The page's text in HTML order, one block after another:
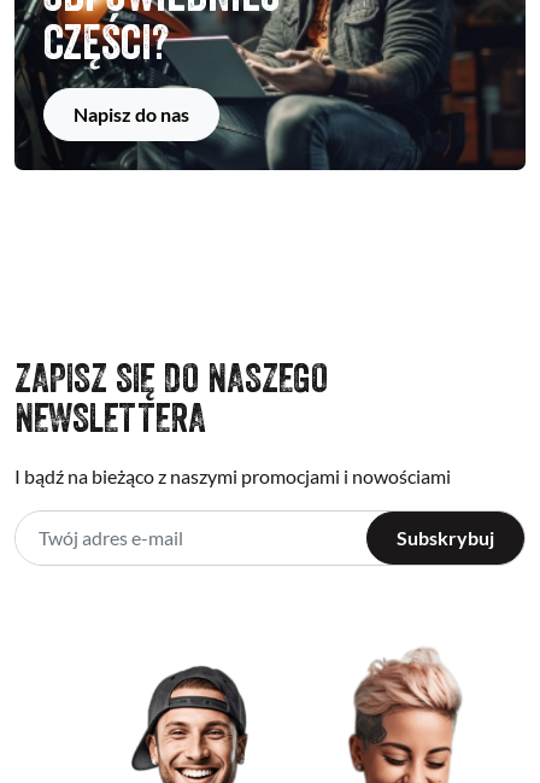
części?
Napisz do nas
ZAPISZ SIĘ DO NASZEGO
NEWSLETTERA
I bądź na bieżąco z naszymi promocjami i nowościami